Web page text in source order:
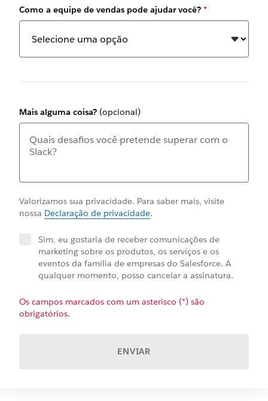
Como a equipe de vendas pode ajudar você? *
Mais alguma coisa? (opcional)
Valorizamos sua privacidade. Para saber mais, visite
nossa Declaração de privacidade.
Sim, eu gostaria de receber comunicações de
marketing sobre os produtos, os serviços e os
eventos da família de empresas do Salesforce. A
qualquer momento, posso cancelar a assinatura.
Os campos marcados com um asterisco (*) são
obrigatórios.
ENVIAR